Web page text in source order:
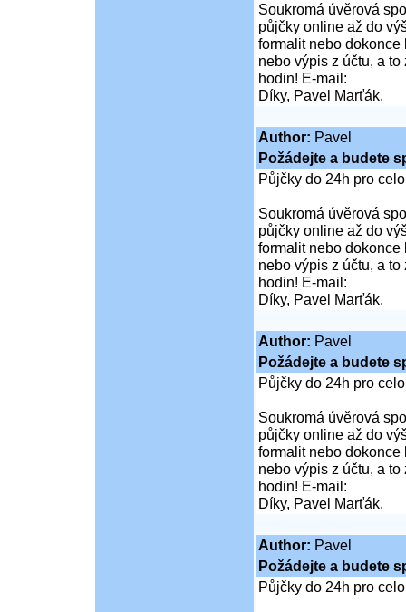
Soukromá úvěrová
půjčky online až do
formalit nebo dokonce
nebo výpis z účtu, a
hodin! E-mail:
Díky, Pavel Marťák.
Author: Pavel
Požádejte a budete
Půjčky do 24h pro
Soukromá úvěrová
půjčky online až do
formalit nebo dokonce
nebo výpis z účtu, a
hodin! E-mail:
Díky, Pavel Marťák.
Author: Pavel
Požádejte a budete
Půjčky do 24h pro
Soukromá úvěrová
půjčky online až do
formalit nebo dokonce
nebo výpis z účtu, a
hodin! E-mail:
Díky, Pavel Marťák.
Author: Pavel
Požádejte a budete
Půjčky do 24h pro